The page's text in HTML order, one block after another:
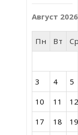
Август 2026
Пн Вт
3 4
5
10
11
17
18